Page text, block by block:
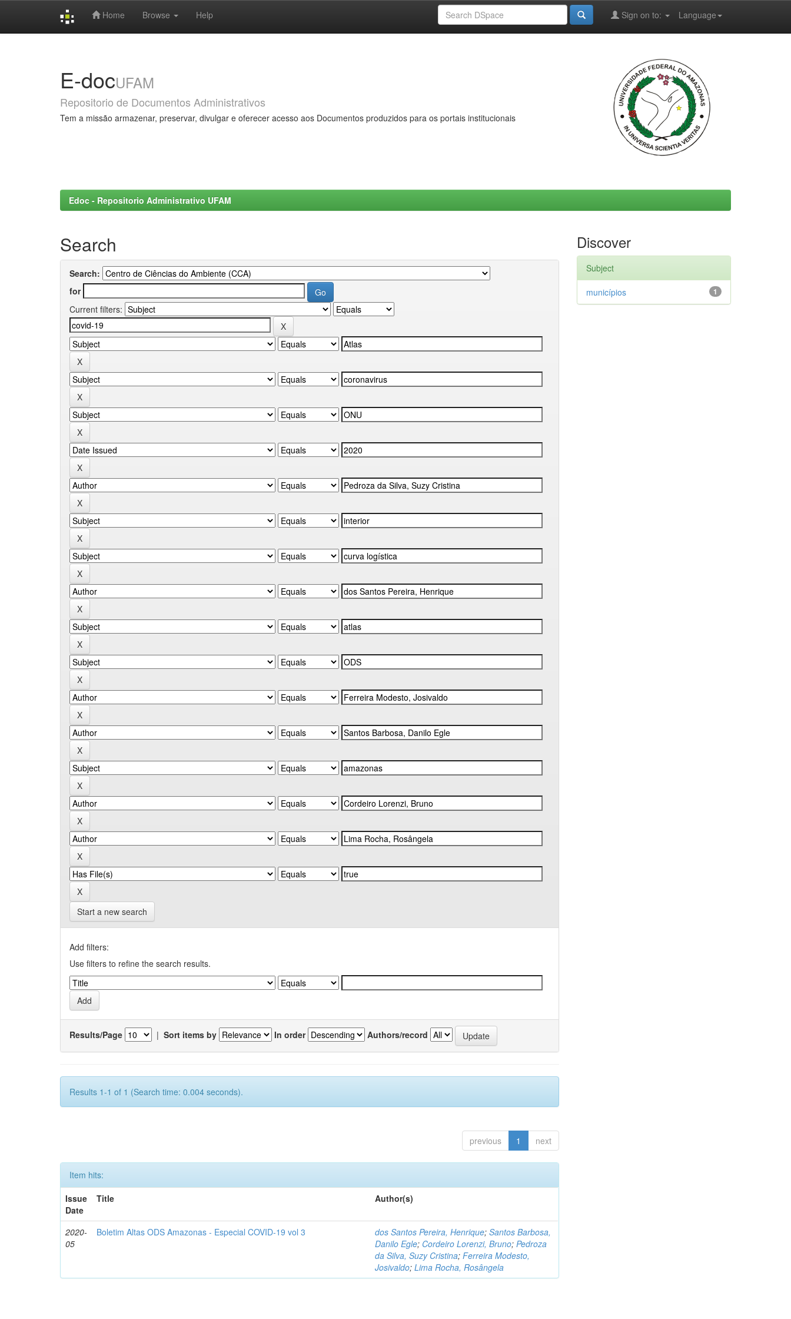
Home Browse Help Language
Sign on to:
E-docUFAM
Repositorio de Documentos Administrativos
Tem a missão armazenar, preservar, divulgar e oferecer acesso aos Documentos produzidos para os portais institucionais
Edoc - Repositorio Administrativo UFAM
Search
Search:
for
Current filters:
Start a new search
Add filters:
Use filters to refine the search results.
Results/Page | Sort items by In order Authors/record
Results 1-1 of 1 (Search time: 0.004 seconds).
previous 1 next
Item hits:
Issue
Date
Title Author(s)
2020-
05
Boletim Altas ODS Amazonas - Especial COVID-19 vol 3 dos Santos Pereira, Henrique;Santos Barbosa,
Danilo Egle; Cordeiro Lorenzi, Bruno;Pedroza
da Silva, Suzy Cristina;Ferreira Modesto,
Josivaldo;Lima Rocha, Rosângela
Discover
Subject
1
municípios